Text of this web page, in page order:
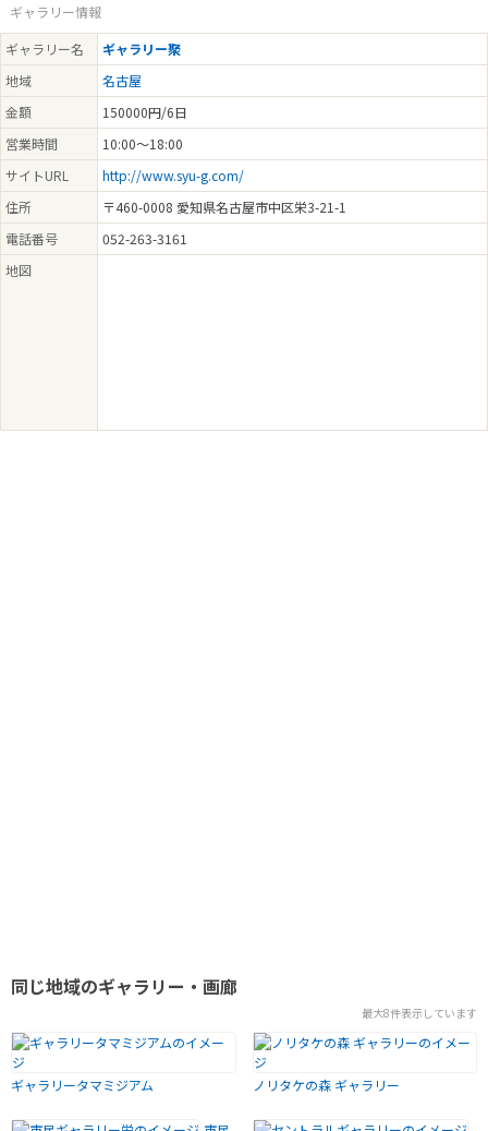
ギャラリー情報
ギャラリー名
ギャラリー聚
地域
名古屋
金額
150000円/6日
営業時間
10:00～18:00
サイトURL
http://www.syu-g.com/
住所
〒460-0008 愛知県名古屋市中区栄3-21-1
電話番号
052-263-3161
地図
同じ地域のギャラリー・画廊
最大8件表示しています
ギャラリータマミジアム ノリタケの森 ギャラリー